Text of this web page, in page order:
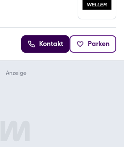
Kontakt Parken